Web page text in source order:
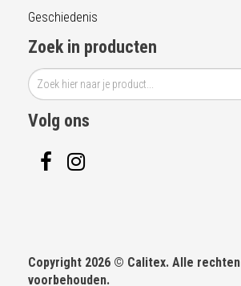
Geschiedenis
Zoek in producten
Volg ons
Copyright 2026 © Calitex. Alle rechten
voorbehouden.